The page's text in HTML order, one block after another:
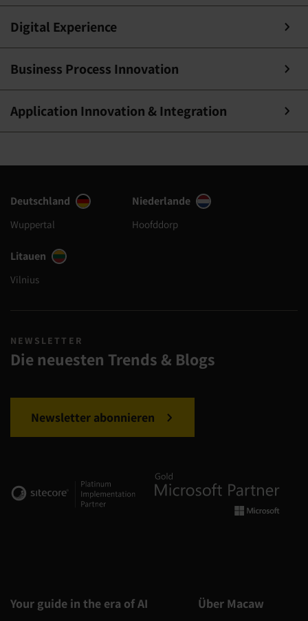
Digital Experience
Business Process Innovation
Application Innovation & Integration
Deutschland
Wuppertal
Niederlande
Hoofddorp
Litauen
Vilnius
NEWSLETTER
Die neuesten Trends & Blogs
Newsletter abonnieren
Your guide in the era of AI Über Macaw